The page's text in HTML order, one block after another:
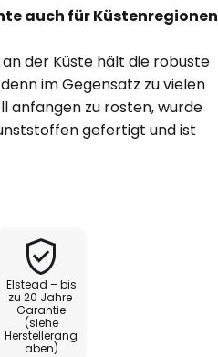
auch für Küstenregionen
der Küste hält die robuste
im Gegensatz zu vielen
anfangen zu rosten, wurde
gefertigt und ist
besteht aus
kann. Im Inneren der
Besonders
LED-Lampe, der
Art von Leuchtmitteln
Elstead – bis
zu 20 Jahre
Garantie
(siehe
Herstellerang
aben)